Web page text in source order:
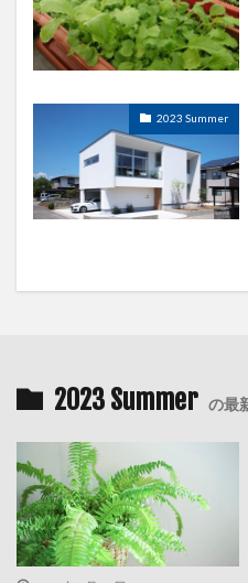
2023 Summer
2023 Summer の最